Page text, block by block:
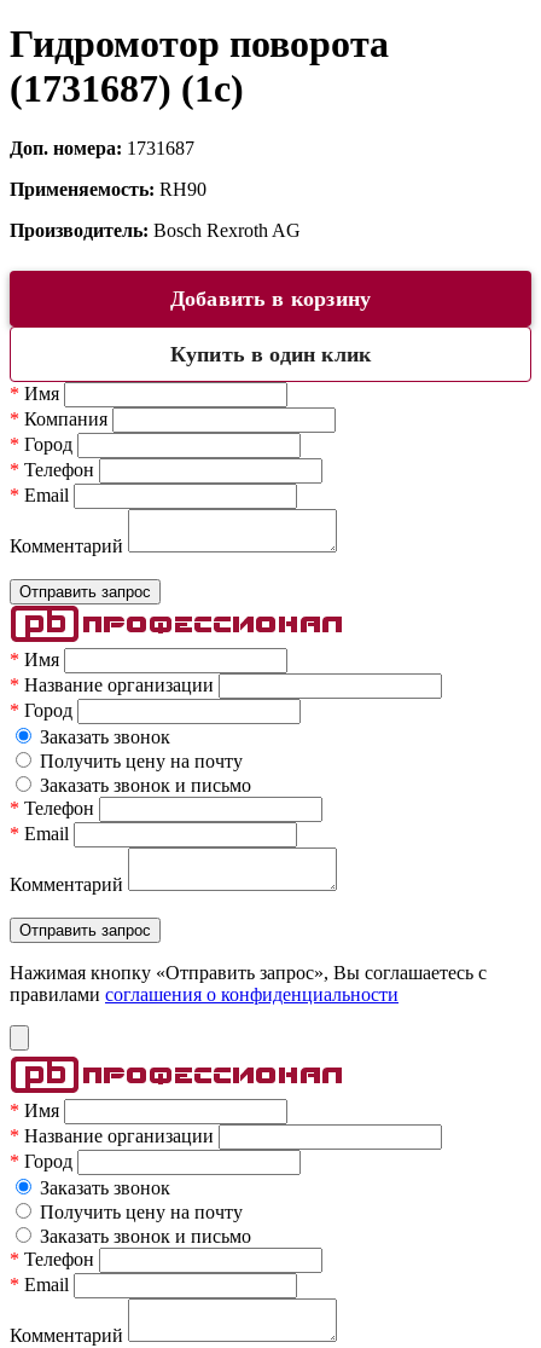
Гидромотор поворота
(1731687) (1c)
Доп. номера: 1731687
Применяемость: RH90
Производитель: Bosch Rexroth AG
Добавить в корзину
Купить в один клик
* Имя
* Компания
* Город
* Телефон
* Email
Комментарий
* Имя
* Название организации
* Город
Заказать звонок
Получить цену на почту
Заказать звонок и письмо
* Телефон
* Email
Комментарий
Нажимая кнопку «Отправить запрос», Вы соглашаетесь c
правилами соглашения о конфиденциальности
* Имя
* Название организации
* Город
Заказать звонок
Получить цену на почту
Заказать звонок и письмо
* Телефон
* Email
Комментарий